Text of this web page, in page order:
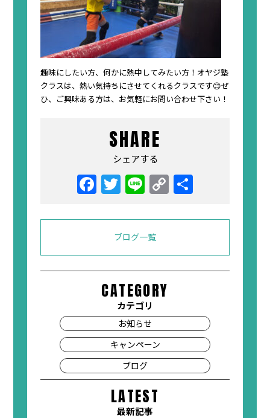
趣味にしたい方、何かに熱中してみたい方！オヤジ塾
クラスは、熱い気持ちにさせてくれるクラスです😊ぜ
ひ、ご興味ある方は、お気軽にお問い合わせ下さい！
SHARE
シェアする
ブログ一覧
CATEGORY
カテゴリ
お知らせ
キャンペーン
ブログ
LATEST
最新記事